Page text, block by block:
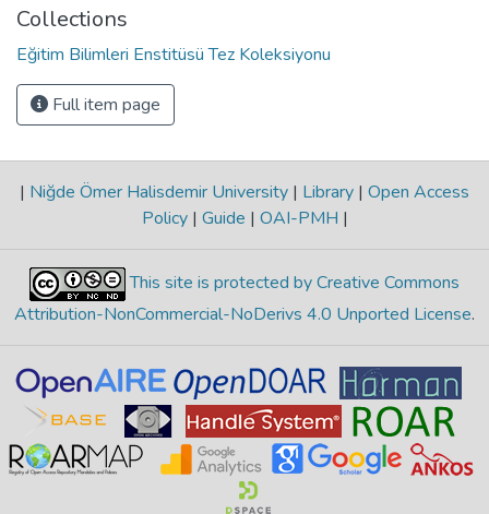
Collections
Eğitim Bilimleri Enstitüsü Tez Koleksiyonu
Full item page
| Niğde Ömer Halisdemir University | Library | Open Access
Policy | Guide | OAI-PMH |
This site is protected by Creative Commons
Attribution-NonCommercial-NoDerivs 4.0 Unported License.